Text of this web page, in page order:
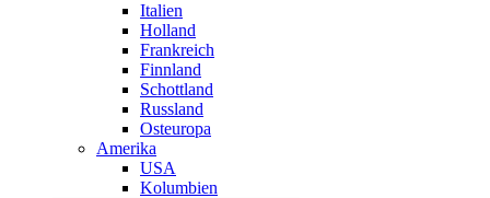
Italien
Holland
Frankreich
Finnland
Schottland
Russland
Osteuropa
Amerika
USA
Kolumbien